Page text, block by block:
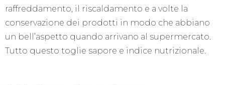
raffreddamento, il riscaldamento e a volte la
conservazione dei prodotti in modo che abbiano
un bell’aspetto quando arrivano al supermercato.
Tutto questo toglie sapore e indice nutrizionale.